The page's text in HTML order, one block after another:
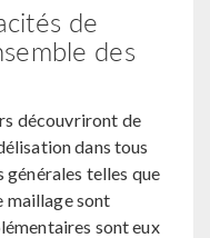
de
des
découvriront de
dans tous
générales telles que
maillage sont
sont eux